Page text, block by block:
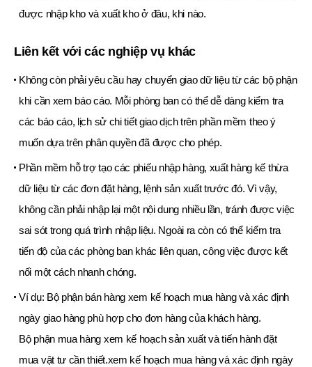
được nhập kho và xuất kho ở đâu, khi nào.
Liên kết với các nghiệp vụ khác
Không còn phải yêu cầu hay chuyển giao dữ liệu từ các bộ phận
khi cần xem báo cáo. Mỗi phòng ban có thể dễ dàng kiểm tra
các báo cáo, lịch sử chi tiết giao dịch trên phần mềm theo ý
muốn dựa trên phân quyền đã được cho phép.
Phần mềm hỗ trợ tạo các phiếu nhập hàng, xuất hàng kế thừa
dữ liệu từ các đơn đặt hàng, lệnh sản xuất trước đó. Vì vậy,
không cần phải nhập lại một nội dung nhiều lần, tránh được việc
sai sót trong quá trình nhập liệu. Ngoài ra còn có thể kiểm tra
tiến độ của các phòng ban khác liên quan, công việc được kết
nối một cách nhanh chóng.
Ví dụ: Bộ phận bán hàng xem kế hoạch mua hàng và xác định
ngày giao hàng phù hợp cho đơn hàng của khách hàng.
Bộ phận mua hàng xem kế hoạch sản xuất và tiến hành đặt
mua vật tư cần thiết.xem kế hoạch mua hàng và xác định ngày